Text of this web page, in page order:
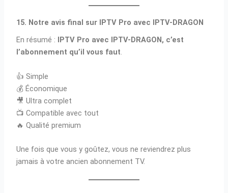
15. Notre avis final sur IPTV Pro avec IPTV-DRAGON
En résumé :
IPTV Pro avec IPTV-DRAGON, c’est
l’abonnement qu’il vous faut.
👍 Simple
💰 Économique
🎥 Ultra complet
📺 Compatible avec tout
🔥 Qualité premium
Une fois que vous y goûtez, vous ne reviendrez plus
jamais à votre ancien abonnement TV.